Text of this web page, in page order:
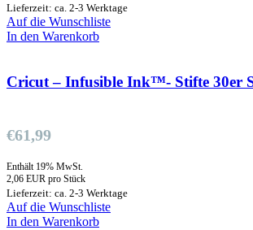
Lieferzeit: ca. 2-3 Werktage
Auf die Wunschliste
In den Warenkorb
Cricut – Infusible Ink™- Stifte 30er
€61,99
Enthält 19% MwSt.
2,06 EUR pro Stück
Lieferzeit: ca. 2-3 Werktage
Auf die Wunschliste
In den Warenkorb